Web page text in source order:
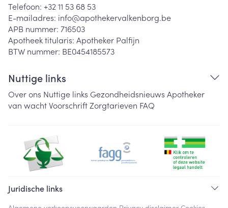
Telefoon: +32 11 53 68 53
E-mailadres: info@apothekervalkenborg.be
APB nummer: 716503
Apotheek titularis: Apotheker Palfijn
BTW nummer: BE0454185573
Nuttige links
Over ons Nuttige links Gezondheidsnieuws Apotheker
van wachtVoorschriftZorgtarieven FAQ
Juridische links